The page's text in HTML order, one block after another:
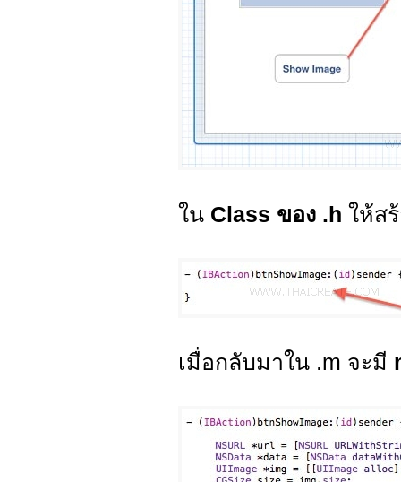
ใน Class ของ .h ให้ส
เมื่อกลับมาใน .m จะมี